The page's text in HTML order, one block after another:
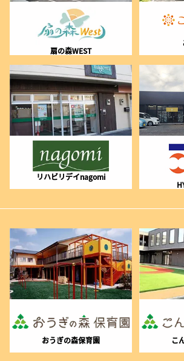
扇の森WEST
リハビリデイnagomi
おうぎの森保育園 こ